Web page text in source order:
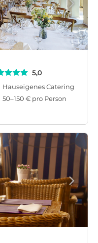
5,0
Hauseigenes Catering
50–150 € pro Person